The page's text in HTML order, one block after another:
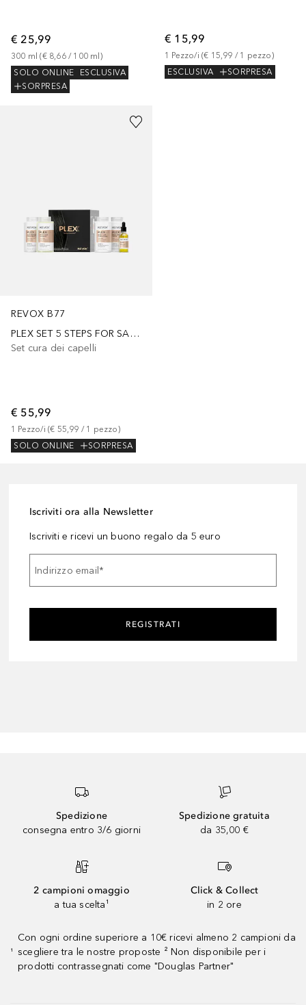
€ 25,99
300 ml (€ 8,66 / 100 ml )
SOLO ONLINE
ESCLUSIVA
SORPRESA
€ 15,99
1 Pezzo/i (€ 15,99 / 1 pezzo)
ESCLUSIVA
SORPRESA
REVOX B77
PLEX SET 5 STEPS FOR SALON & HOME
Set cura dei capelli
€ 55,99
1 Pezzo/i (€ 55,99 / 1 pezzo)
SOLO ONLINE
SORPRESA
Iscriviti ora alla Newsletter
Iscriviti e ricevi un buono regalo da 5 euro
Indirizzo email *
REGISTRATI
Spedizione
consegna entro 3/6 giorni
Spedizione gratuita
da 35,00 €
2 campioni omaggio
a tua scelta¹
Click & Collect
in 2 ore
¹
Con ogni ordine superiore a 10€ ricevi almeno 2 campioni da
scegliere tra le nostre proposte ² Non disponibile per i
prodotti contrassegnati come "Douglas Partner"